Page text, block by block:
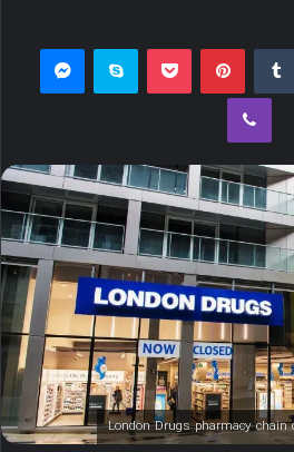
پینتریست پاکت اسکایپ
وایبر